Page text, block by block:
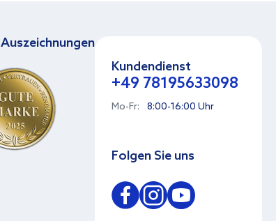
Auszeichnungen
Kundendienst
+49 78195633098
Mo-Fr: 8:00-16:00 Uhr
Folgen Sie uns